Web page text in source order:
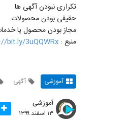
تکراری نبودن آگهی ها
حقیقی بودن محصولات
مجاز بودن محصول یا
منبع : bit.ly/3uQQWRx
آموزشی آگهی
آموزشی
۱۳ اسفند ۱۳۹۹